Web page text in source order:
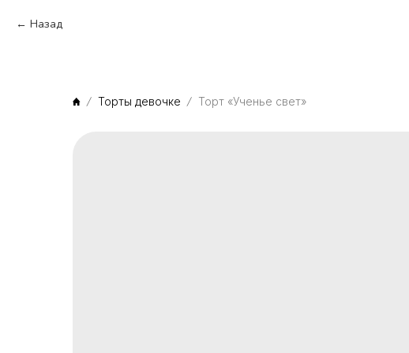
Назад
Торты девочке Торт «Ученье свет»